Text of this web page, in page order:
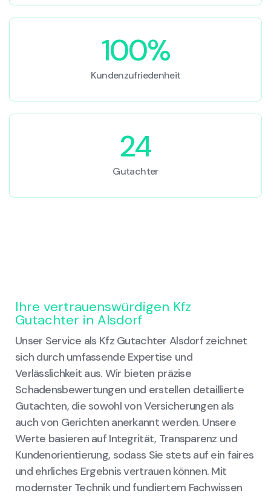
100%
Kundenzufriedenheit
24
Gutachter
Ihre vertrauenswürdigen Kfz
Gutachter in Alsdorf
Unser Service als Kfz Gutachter Alsdorf zeichnet
sich durch umfassende Expertise und
Verlässlichkeit aus. Wir bieten präzise
Schadensbewertungen und erstellen detaillierte
Gutachten, die sowohl von Versicherungen als
auch von Gerichten anerkannt werden. Unsere
Werte basieren auf Integrität, Transparenz und
Kundenorientierung, sodass Sie stets auf ein faires
und ehrliches Ergebnis vertrauen können. Mit
modernster Technik und fundiertem Fachwissen